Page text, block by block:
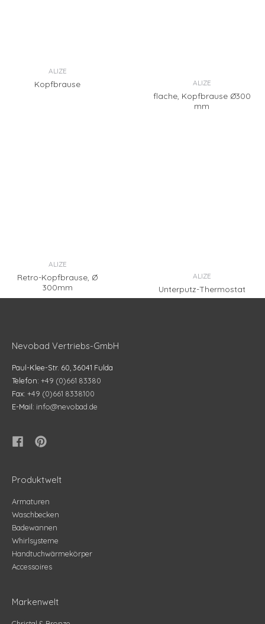
ALIZE
Kopfbrause ALIZE
flache, Kopfbrause Ø300
mm
ALIZE
Retro-Kopfbrause, Ø
300mm
ALIZE
Unterputz-Thermostat
Nevobad Vertriebs-GmbH
Paul-Klee-Str. 60, 36041 Fulda
Telefon: +49 (0)661 83380
Fax: +49 (0)661 8338100
E-Mail: info@nevobad.de
Produktwelt
Armaturen
Waschbecken
Badewannen
Whirlsysteme
Handtuchwärmekörper
Accessoires
Markenwelt